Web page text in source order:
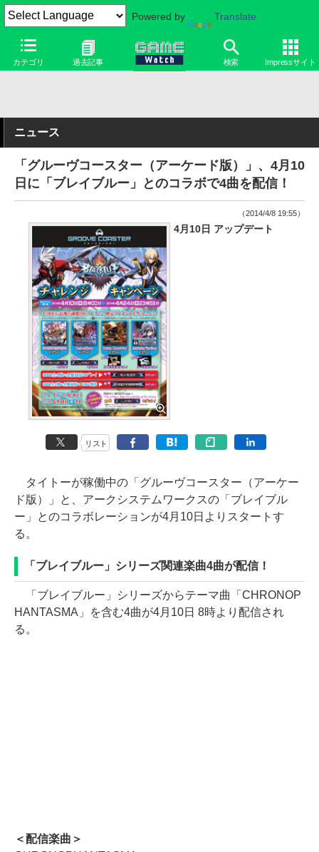
Powered by Translate
カテゴリ 過去記事 検索 Impressサイト
ニュース
「グルーヴコースター（アーケード版）」、4月10
日に「ブレイブルー」とのコラボで4曲を配信！
（2014/4/8 19:55）
4月10日 アップデート
リスト
タイトーが稼働中の「グルーヴコースター（アーケー
ド版）」と、アークシステムワークスの「ブレイブル
ー」とのコラボレーションが4月10日よりスタートす
る。
「ブレイブルー」シリーズ関連楽曲4曲が配信！
「ブレイブルー」シリーズからテーマ曲「CHRONOP
HANTASMA」を含む4曲が4月10日 8時より配信され
る。
＜配信楽曲＞